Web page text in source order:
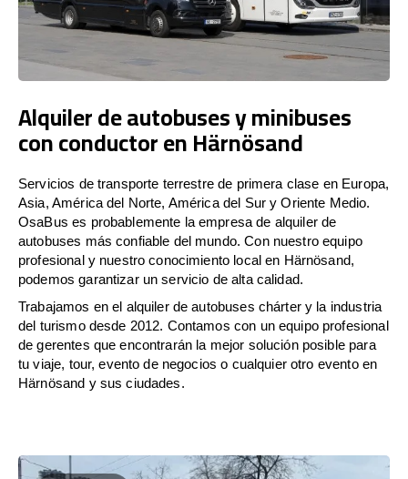
Alquiler de autobuses y minibuses
con conductor en Härnösand
Servicios de transporte terrestre de primera clase en Europa,
Asia, América del Norte, América del Sur y Oriente Medio.
OsaBus es probablemente la empresa de alquiler de
autobuses más confiable del mundo. Con nuestro equipo
profesional y nuestro conocimiento local en Härnösand,
podemos garantizar un servicio de alta calidad.
Trabajamos en el alquiler de autobuses chárter y la industria
del turismo desde 2012. Contamos con un equipo profesional
de gerentes que encontrarán la mejor solución posible para
tu viaje, tour, evento de negocios o cualquier otro evento en
Härnösand y sus ciudades.